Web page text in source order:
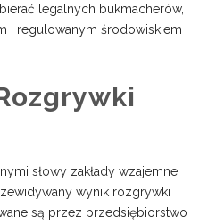
legalnych bukmacherów,
i regulowanym środowiskiem
słowy zakłady wzajemne,
wynik rozgrywki
są przez przedsiębiorstwo